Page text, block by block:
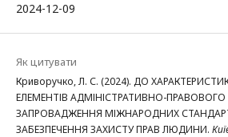
2024-12-09
Як цитувати
Криворучко, Л. С. (2024). ДО
ЕЛЕМЕНТІВ АДМІНІСТРАТИВНО-ПРАВОВОГО
ЗАПРОВАДЖЕННЯ МІЖНАРОДНИХ
ЗАБЕЗПЕЧЕННЯ ЗАХИСТУ ПРАВ ЛЮДИНИ.